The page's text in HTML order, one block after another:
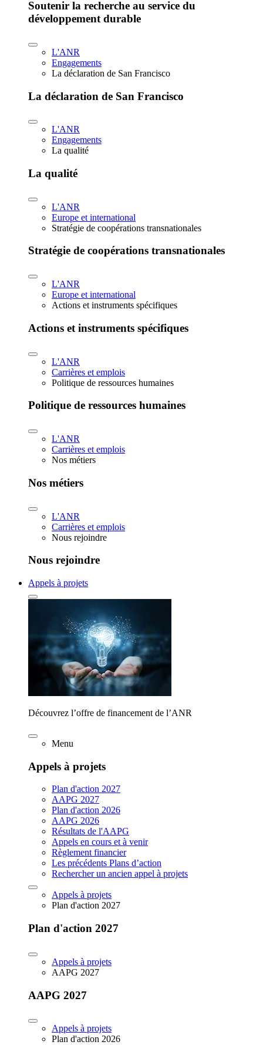
Soutenir la recherche au service du
développement durable
L'ANR
Engagements
La déclaration de San Francisco
La déclaration de San Francisco
L'ANR
Engagements
La qualité
La qualité
L'ANR
Europe et international
Stratégie de coopérations transnationales
Stratégie de coopérations transnationales
L'ANR
Europe et international
Actions et instruments spécifiques
Actions et instruments spécifiques
L'ANR
Carrières et emplois
Politique de ressources humaines
Politique de ressources humaines
L'ANR
Carrières et emplois
Nos métiers
Nos métiers
L'ANR
Carrières et emplois
Nous rejoindre
Nous rejoindre
Appels à projets
Découvrez l’offre de financement de l’ANR
Menu
Appels à projets
Plan d'action 2027
AAPG 2027
Plan d'action 2026
AAPG 2026
Résultats de l'AAPG
Appels en cours et à venir
Règlement financier
Les précédents Plans d’action
Rechercher un ancien appel à projets
Appels à projets
Plan d'action 2027
Plan d'action 2027
Appels à projets
AAPG 2027
AAPG 2027
Appels à projets
Plan d'action 2026